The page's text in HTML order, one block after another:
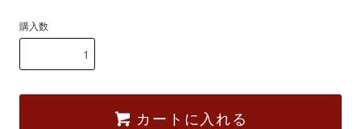
購入数
カートに入れる